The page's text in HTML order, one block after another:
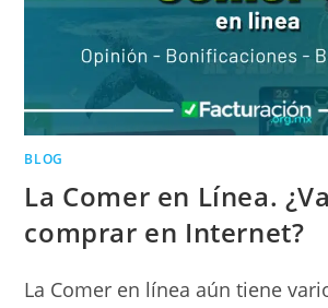
BLOG
La Comer en Línea.
comprar en Internet?
La Comer en línea aún tiene